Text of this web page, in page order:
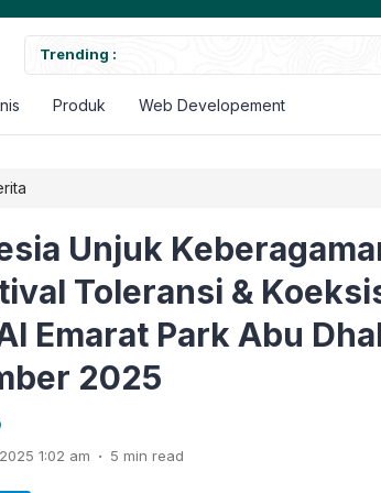
Trending :
Zid Zafeer: Memperkenalkan
menggunakan WordPress
Produk Web Developement
Unjuk
Toleransi &
Emarat Park Abu
2025
1:02 am . 5 min read